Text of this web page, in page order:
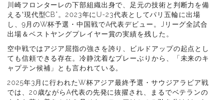
川崎フロンターレの下部組織出身で、足元の技術と判断力を備
える“現代型CB”。2023年にU-23代表としてパリ五輪に出場
し、9月のW杯予選・中国戦でA代表デビュー。Jリーグ全試合
出場＆ベストヤングプレイヤー賞の実績を残した。
空中戦ではアジア屈指の強さを誇り、ビルドアップの起点とし
ても信頼できる存在。冷静沈着なプレーぶりから、「未来のキ
ャプテン候補」とも言われている。
2025年3月に行われたW杯アジア最終予選・サウジアラビア戦
では、20歳ながらA代表の先発に抜擢され、まるでベテランの